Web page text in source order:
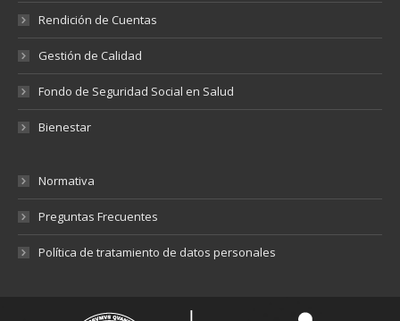
Rendición de Cuentas
Gestión de Calidad
Fondo de Seguridad Social en Salud
Bienestar
Normativa
Preguntas Frecuentes
Política de tratamiento de datos personales